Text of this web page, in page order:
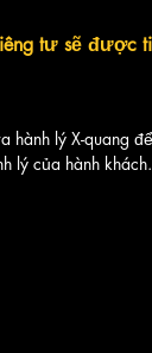
Vietnam, News
tư sẽ được
lý X-quang
lý của hành khách.